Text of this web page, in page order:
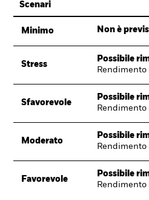
Scenari
Minimo Non è
Stress
Possibile
Rendimento
Sfavorevole
Possibile
Rendimento
Moderato
Possibile
Rendimento
Favorevole
Possibile
Rendimento